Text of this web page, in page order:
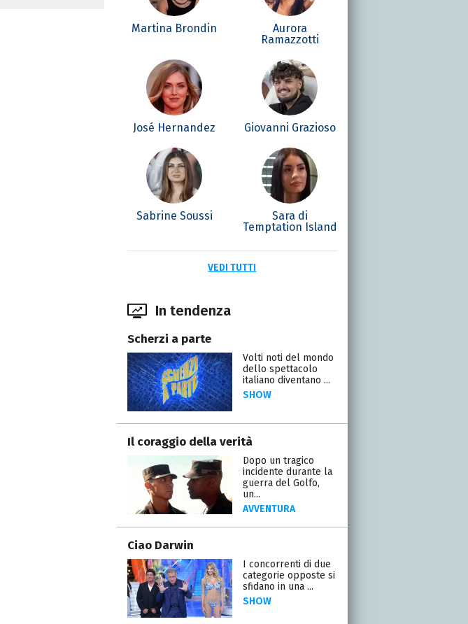
Martina Brondin
Aurora
Ramazzotti
José Hernandez Giovanni Grazioso
Sabrine Soussi
Sara di
Temptation Island
VEDI TUTTI
In tendenza
Scherzi a parte
Volti noti del mondo
dello spettacolo
italiano diventano ...
SHOW
Il coraggio della verità
Dopo un tragico
incidente durante la
guerra del Golfo,
un...
AVVENTURA
Ciao Darwin
I concorrenti di due
categorie opposte si
sfidano in una ...
SHOW